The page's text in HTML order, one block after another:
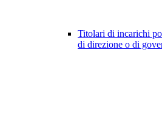
Titolari di incarichi
di direzione o di